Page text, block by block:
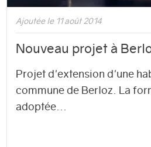
Ajoutée le 11 août 2014
Nouveau projet à
Projet d'extension d'une
commune de Berloz. La
adoptée...